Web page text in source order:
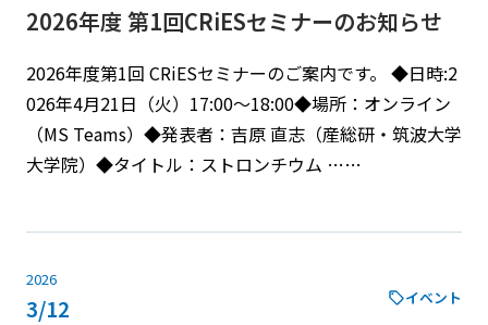
2026年度 第1回CRiESセミナーのお知らせ
2026年度第1回 CRiESセミナーのご案内です。 ◆日時:2
026年4月21日（火）17:00～18:00◆場所：オンライン
（MS Teams）◆発表者：吉原 直志（産総研・筑波大学
大学院）◆タイトル：ストロンチウム ……
2026
3/12 イベント